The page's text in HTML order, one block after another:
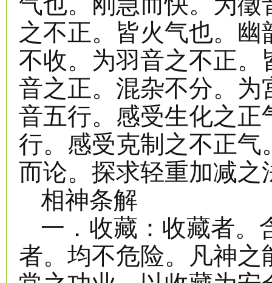
之不正。皆火气也。
不收。为羽音之不正
音之正。混杂不分。
音五行。感受生化之
行。感受克制之不正
而论。探求轻重加减之
相神条解
一．收藏：收藏者。
者。均不危险。凡神